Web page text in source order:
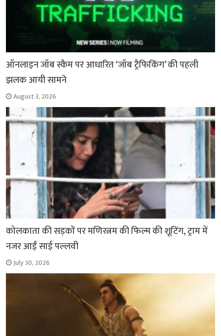
ऑनलाइन जॉब स्कैम पर आधारित ‘जॉब ट्रैफिकिंग’ की पहली
झलक आयी सामने
August 3, 2026
कोलकाता की सड़कों पर मणिरत्नम की फिल्म की शूटिंग, ट्राम में
नजर आईं साई पल्लवी
July 30, 2026